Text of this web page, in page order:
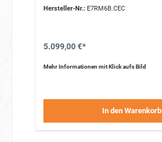
Hersteller-Nr.:E7RM6B.CEC
5.099,00 €*
Mehr Informationen mit Klick aufs Bild
In den Warenkorb